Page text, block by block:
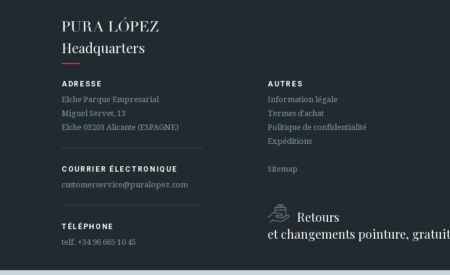
Headquarters
ADRESSE
Elche Parque Empresarial
Miguel Servet, 13
Elche 03203 Alicante (ESPAGNE)
COURRIER ÉLECTRONIQUE
customerservice@puralopez.com
TÉLÉPHONE
telf. +34 96 665 10 45
AUTRES
Information légale
Termes d'achat
Politique de confidentialité
Expéditions
Sitemap
Retours
et changements pointure,